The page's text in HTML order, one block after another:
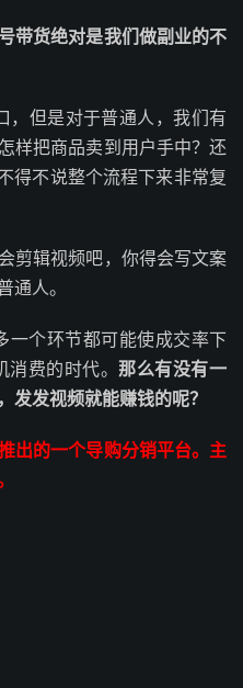
带货绝对是我们做副业的不
但是对于普通人，我们有
样把商品卖到用户手中？还
得不说整个流程下来非常复
剪辑视频吧，你得会写文案
通人。
一个环节都可能使成交率下
消费的时代。那么有没有一
发发视频就能赚钱的呢？
出的一个导购分销平台。主